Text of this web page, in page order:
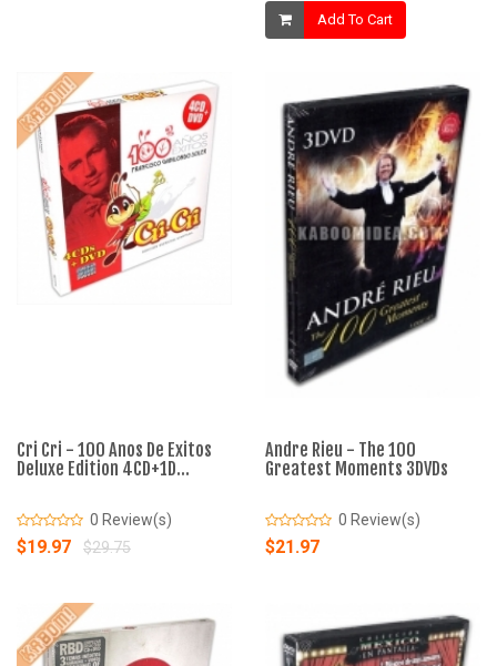
Add To Cart
Cri Cri - 100 Anos De Exitos
Deluxe Edition 4CD+1D...
0 Review(s)
$19.97 $29.75
Andre Rieu - The 100
Greatest Moments 3DVDs
0 Review(s)
$21.97